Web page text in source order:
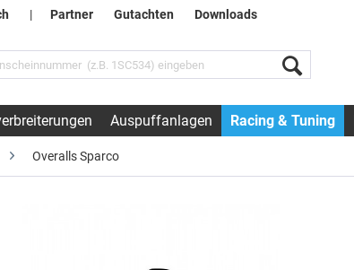
| Partner Gutachten Downloads
Auspuffanlagen Racing & Tuning
Overalls Sparco